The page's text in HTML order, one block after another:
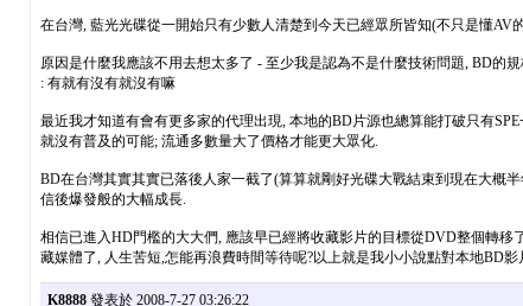
在台灣, 藍光光碟從一開始只有少數人清楚到今天已經眾所皆知(不只是懂
原因是什麼我應該不用去想太多了 - 至少我是認為不是什麼技術問題, BD的
: 有就有沒有就沒有嘛
最近我才知道有會有更多家的代理出現, 本地的BD片源也總算能打破只有
就沒有普及的可能; 流通多數量大了價格才能更大眾化.
BD在台灣其實其實已落後人家一截了(算算就剛好光碟大戰結束到現在大概
信後爆發般的大幅成長.
相信已進入HD門檻的大大們, 應該早已經將收藏影片的目標從DVD整個轉
藏媒體了, 人生苦短,怎能再浪費時間等待呢?以上就是我小小說點對本地BD
K8888發表於 2008-7-27 03:26:22